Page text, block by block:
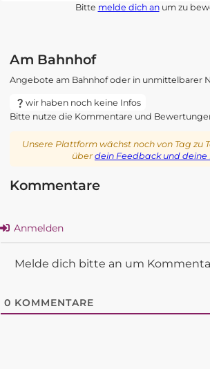
Bitte melde dich anum zu
Am Bahnhof
Angebote am Bahnhof oder in unmittelbarer
wir haben noch keine Infos
Bitte nutze die Kommentare und
Unsere Plattform wächst noch von Tag zu
überdein Feedback und deine
Kommentare
Anmelden
Melde dich bitte an um
0 KOMMENTARE